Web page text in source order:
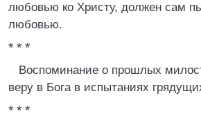
любовью ко Христу, должен сам
любовью.
* * *
Воспоминание о прошлых
веру в Бога в испытаниях
* * *